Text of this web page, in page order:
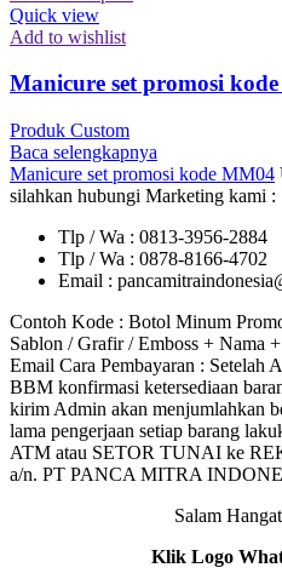
Quick view
Add to wishlist
Manicure set promosi
Produk Custom
Baca selengkapnya
Manicure set promosi kode MM04
silahkan hubungi Marketing kami :
Tlp / Wa : 0813-3956-2884
Tlp / Wa : 0878-8166-4702
Email :
Contoh Kode : Botol Minum
Sablon / Grafir / Emboss + Nama
Email Cara Pembayaran : Setelah
BBM konfirmasi ketersediaan
kirim Admin akan menjumlahkan
lama pengerjaan setiap barang
ATM atau SETOR TUNAI ke
a/n. PT PANCA MITRA
Salam
Klik Logo